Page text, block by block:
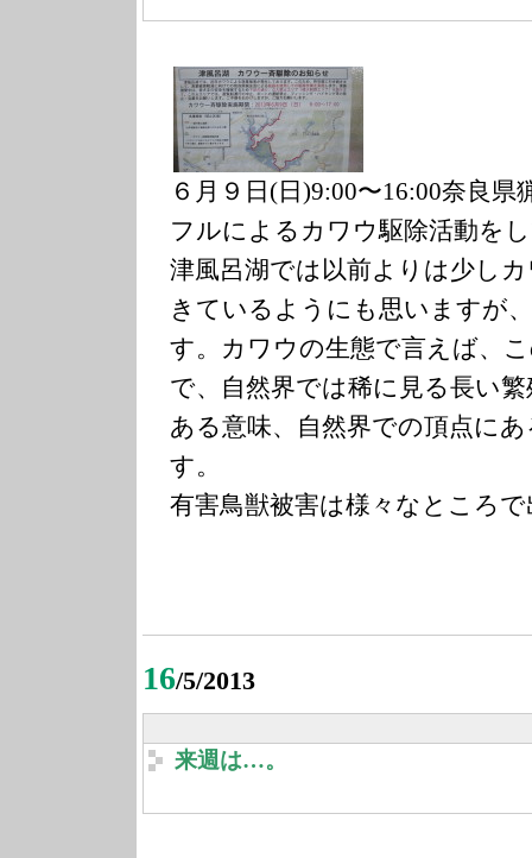
６月９日(日)9:00〜16:00奈良
フルによるカワウ駆除活動を
津風呂湖では以前よりは少し
きているようにも思いますが
す。カワウの生態で言えば、
で、自然界では稀に見る長い
ある意味、自然界での頂点に
す。
有害鳥獣被害は様々なところ
16/5/2013
来週は…。